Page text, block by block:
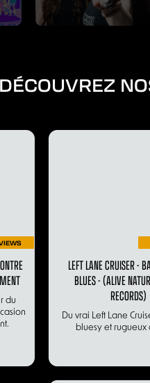
DÉCOUVREZ
du
LEFT LANE CRUISER -
BLUES - (ALIVE
RECORDS)
Du vrai Left Lane
bluesy et rugueux